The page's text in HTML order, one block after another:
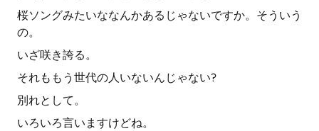
桜ソングみたいななんかあるじゃないですか。そういう
の。
いざ咲き誇る。
それももう世代の人いないんじゃない?
別れとして。
いろいろ言いますけどね。